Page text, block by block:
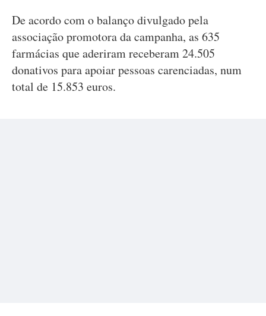
De acordo com o balanço divulgado pela
associação promotora da campanha, as 635
farmácias que aderiram receberam 24.505
donativos para apoiar pessoas carenciadas, num
total de 15.853 euros.